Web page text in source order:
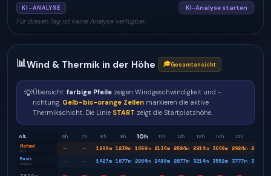
KI-ANALYSE KI-Analyse starten
Für diesen Tag ist keine Analyse verfügbar.
📊Wind & Thermik in der Höhe 🎓Gesamtansicht
💡Übersicht: farbige Pfeile zeigen Windgeschwindigkeit und -
richtung. Gelb-bis-orange Zellen markieren die aktive
Thermikschicht. Die Linie START zeigt die Startplatzhöhe.
Alt. 6h 7h 8h 9h 10h 11h 12h 13h 14h 15h
Plafond
BLH — — 1299m 1239m 1659m 2134m 2584m 2914m 3049m 2924m 2599
Basis
Wolken — — 1427m 1677m 2064m 2489m 2877m 3214m 3552m 3777m 3939
→ → → → → → → → →